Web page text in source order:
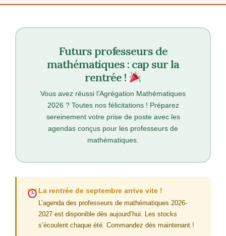
Futurs professeurs de
mathématiques : cap sur la
rentrée !
Vous avez réussi l’Agrégation Mathématiques
2026 ? Toutes nos félicitations ! Préparez
sereinement votre prise de poste avec les
agendas conçus pour les professeurs de
mathématiques.
La rentrée de septembre arrive vite !
L’agenda des professeurs de mathématiques 2026-
2027 est disponible dès aujourd’hui. Les stocks
s’écoulent chaque été. Commandez dès maintenant !